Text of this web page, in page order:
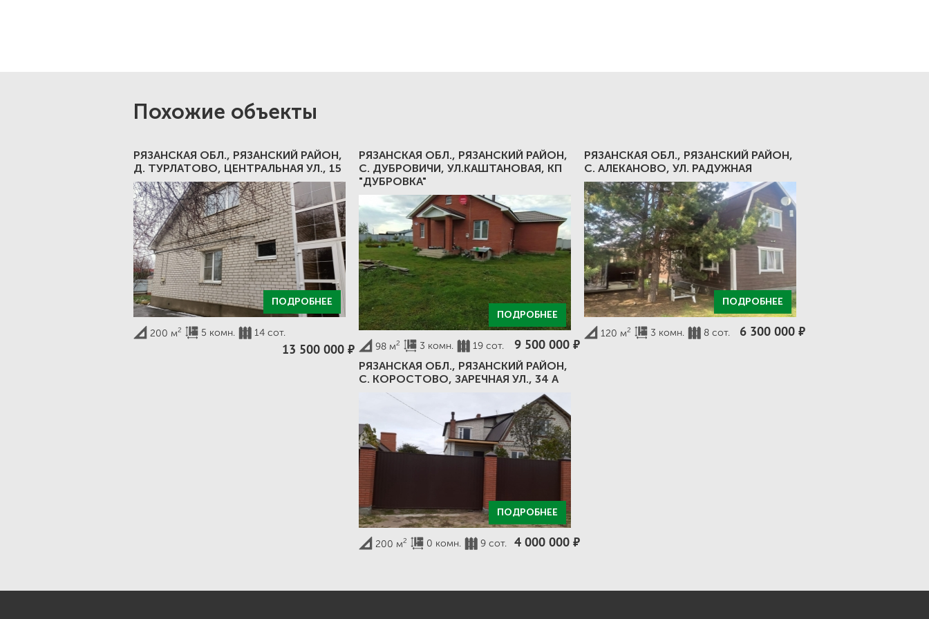
Похожие объекты
РЯЗАНСКАЯ ОБЛ., РЯЗАНСКИЙ РАЙОН,
Д. ТУРЛАТОВО, ЦЕНТРАЛЬНАЯ УЛ., 15
ПОДРОБНЕЕ
200 м2 5 комн. 14 сот.
13 500 000 ⃏
РЯЗАНСКАЯ ОБЛ., РЯЗАНСКИЙ РАЙОН,
С. ДУБРОВИЧИ, УЛ.КАШТАНОВАЯ, КП
"ДУБРОВКА"
ПОДРОБНЕЕ
98 м2 3 комн. 19 сот. 9 500 000 ⃏
РЯЗАНСКАЯ ОБЛ., РЯЗАНСКИЙ РАЙОН,
С. АЛЕКАНОВО, УЛ. РАДУЖНАЯ
ПОДРОБНЕЕ
120 м2 3 комн. 8 сот. 6 300 000 ⃏
РЯЗАНСКАЯ ОБЛ., РЯЗАНСКИЙ РАЙОН,
С. КОРОСТОВО, ЗАРЕЧНАЯ УЛ., 34 А
ПОДРОБНЕЕ
200 м2 0 комн. 9 сот. 4 000 000 ⃏